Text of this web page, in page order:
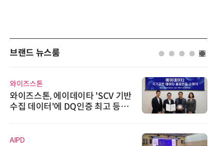
브랜드 뉴스룸
와이즈스톤
와이즈스톤, 에이데이타 'SCV 기반
수집 데이터'에 DQ인증 최고 등급
AIPD